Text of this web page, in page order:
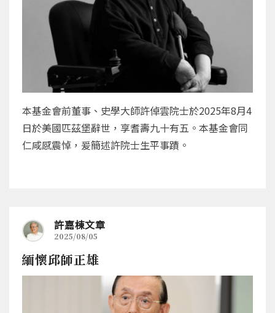
本基金會前董事、史學大師許倬雲院士於2025年8月4
日於美國匹茲堡辭世，享耆壽九十有五。本基金會同
仁咸感震悼，爰簡述許院士生平事蹟。
許嘉棟文章
2025/08/05
緬懷邱師正雄